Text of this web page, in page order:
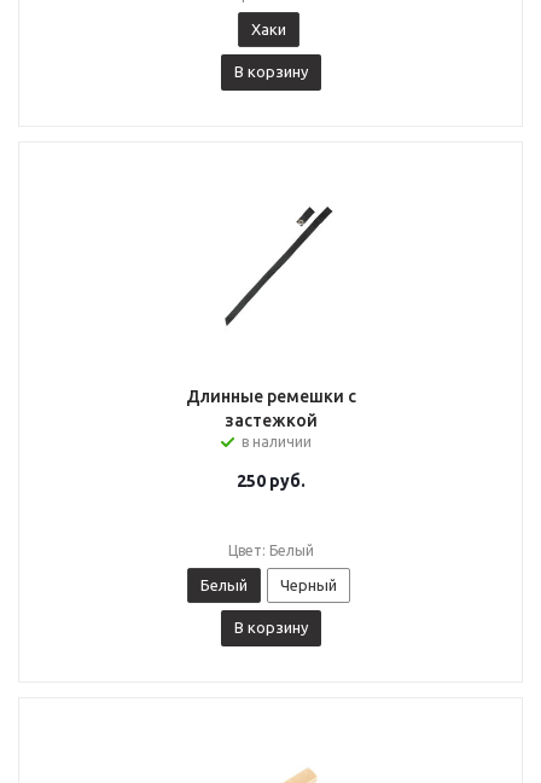
Хаки
В корзину
Длинные ремешки с
застежкой
в наличии
250 руб.
Цвет: Белый
Белый Черный
В корзину